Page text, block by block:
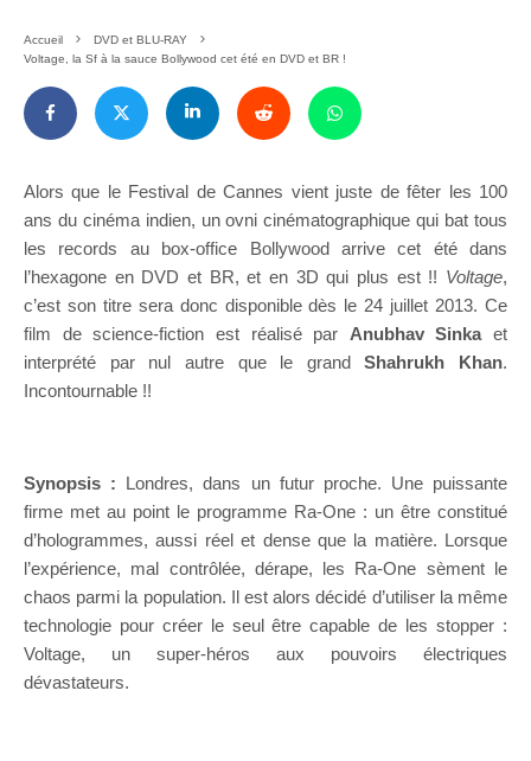
Accueil
DVD et BLU-RAY
Voltage, la Sf à la sauce Bollywood cet été en DVD et BR !
Alors que le Festival de Cannes vient juste de fêter les 100
ans du cinéma indien, un ovni cinématographique qui bat tous
les records au box-office Bollywood arrive cet été dans
l’hexagone en DVD et BR, et en 3D qui plus est !! Voltage,
c’est son titre sera donc disponible dès le 24 juillet 2013. Ce
film de science-fiction est réalisé par Anubhav Sinkaet
interprété par nul autre que le grandShahrukh Khan.
Incontournable !!
Synopsis : Londres, dans un futur proche. Une puissante
firme met au point le programme Ra-One : un être constitué
d’hologrammes, aussi réel et dense que la matière. Lorsque
l’expérience, mal contrôlée, dérape, les Ra-One sèment le
chaos parmi la population. Il est alors décidé d’utiliser la même
technologie pour créer le seul être capable de les stopper :
Voltage, un super-héros aux pouvoirs électriques
dévastateurs.